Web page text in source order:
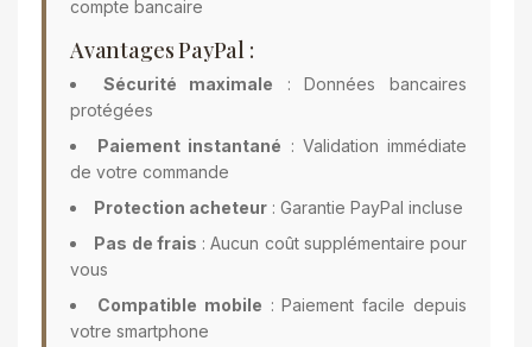
compte bancaire
Avantages PayPal :
Sécurité maximale : Données bancaires
protégées
Paiement instantané : Validation immédiate
de votre commande
Protection acheteur : Garantie PayPal incluse
Pas de frais : Aucun coût supplémentaire pour
vous
Compatible mobile : Paiement facile depuis
votre smartphone